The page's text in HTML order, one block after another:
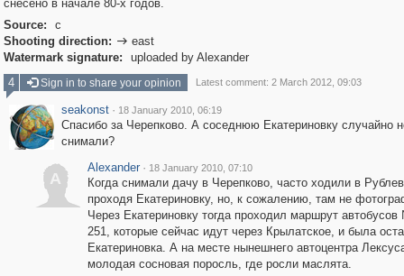
снесено в начале 80-х годов.
Source:
с
Shooting direction:  east
Watermark signature:
uploaded by Alexander
4
Sign in to share your opinion Latest comment: 2 March 2012, 09:03
seakonst · 18 January 2010, 06:19
Спасибо за Черепково. А соседнюю Екатериновку случайно
снимали?
A
Alexander · 18 January 2010, 07:10
Когда снимали дачу в Черепково, часто ходили в
проходя Екатериновку, но, к сожалению, там не
Через Екатериновку тогда проходил маршрут
251, которые сейчас идут через Крылатское, и была
Екатериновка. А на месте нынешнего автоцентра
молодая сосновая поросль, где росли маслята.